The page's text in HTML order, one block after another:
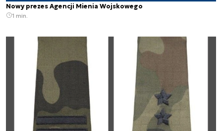
Nowy prezes Agencji Mienia Wojskowego
1 min.